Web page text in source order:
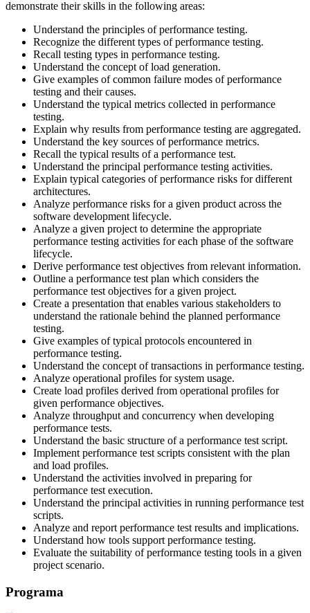
demonstrate their skills in the following areas:
Understand the principles of performance testing.
Recognize the different types of performance testing.
Recall testing types in performance testing.
Understand the concept of load generation.
Give examples of common failure modes of performance
testing and their causes.
Understand the typical metrics collected in performance
testing.
Explain why results from performance testing are aggregated.
Understand the key sources of performance metrics.
Recall the typical results of a performance test.
Understand the principal performance testing activities.
Explain typical categories of performance risks for different
architectures.
Analyze performance risks for a given product across the
software development lifecycle.
Analyze a given project to determine the appropriate
performance testing activities for each phase of the software
lifecycle.
Derive performance test objectives from relevant information.
Outline a performance test plan which considers the
performance test objectives for a given project.
Create a presentation that enables various stakeholders to
understand the rationale behind the planned performance
testing.
Give examples of typical protocols encountered in
performance testing.
Understand the concept of transactions in performance testing.
Analyze operational profiles for system usage.
Create load profiles derived from operational profiles for
given performance objectives.
Analyze throughput and concurrency when developing
performance tests.
Understand the basic structure of a performance test script.
Implement performance test scripts consistent with the plan
and load profiles.
Understand the activities involved in preparing for
performance test execution.
Understand the principal activities in running performance test
scripts.
Analyze and report performance test results and implications.
Understand how tools support performance testing.
Evaluate the suitability of performance testing tools in a given
project scenario.
Programa